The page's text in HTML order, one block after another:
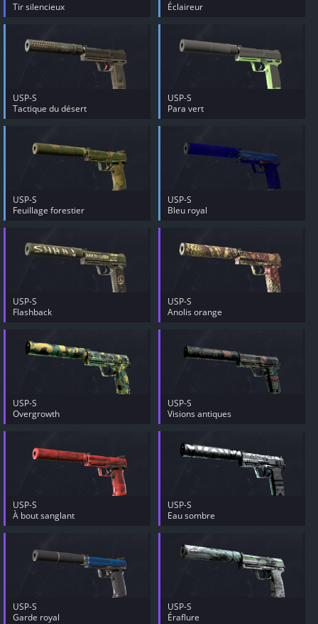
Tir silencieux
Éclaireur
USP-S
Tactique du désert
USP-S
Para vert
USP-S
Feuillage forestier
USP-S
Bleu royal
USP-S
Flashback
USP-S
Anolis orange
USP-S
Overgrowth
USP-S
Visions antiques
USP-S
À bout sanglant
USP-S
Eau sombre
USP-S
Garde royal
USP-S
Éraflure